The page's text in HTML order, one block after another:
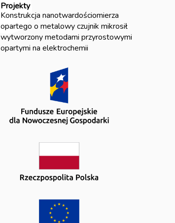
Projekty
Konstrukcja nanotwardościomierza
opartego o metalowy czujnik mikrosił
wytworzony metodami przyrostowymi
opartymi na elektrochemii